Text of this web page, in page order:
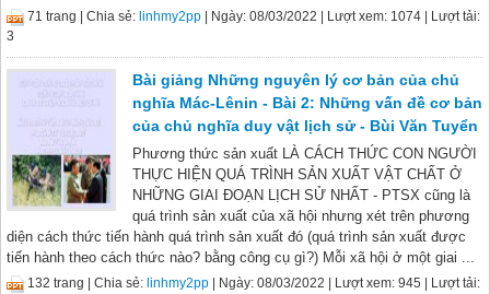
71 trang | Chia sẻ: linhmy2pp | Ngày: 08/03/2022 | Lượt xem: 1074 | Lượt tải:
3
Bài giảng Những nguyên lý cơ bản của chủ
nghĩa Mác-Lênin - Bài 2: Những vấn đề cơ bản
của chủ nghĩa duy vật lịch sử - Bùi Văn Tuyển
Phương thức sản xuất LÀ CÁCH THỨC CON NGƯỜI
THỰC HIỆN QUÁ TRÌNH SẢN XUẤT VẬT CHẤT Ở
NHỮNG GIAI ĐOẠN LỊCH SỬ NHẤT - PTSX cũng là
quá trình sản xuất của xã hội nhưng xét trên phương
diện cách thức tiến hành quá trình sản xuất đó (quá trình sản xuất được
tiến hành theo cách thức nào? bằng công cụ gì?) Mỗi xã hội ở một giai ...
132 trang | Chia sẻ: linhmy2pp | Ngày: 08/03/2022 | Lượt xem: 945 | Lượt tải: